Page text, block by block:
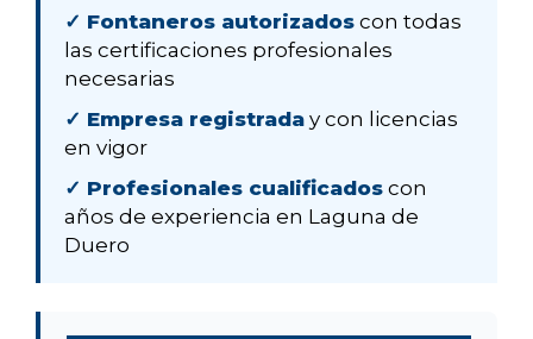
✓ Fontaneros autorizados con todas
las certificaciones profesionales
necesarias
✓ Empresa registrada y con licencias
en vigor
✓ Profesionales cualificados con
años de experiencia en Laguna de
Duero